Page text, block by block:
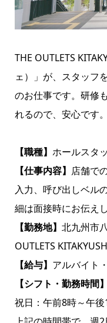
THE OUTLETS
ェ）」が、スタッフ
のお仕事です。研修
れるので、安心です。
【職種】 ホールスタ
【仕事内容】 店舗で
入力、呼び出しベル
細は面接時にお伝え
【勤務地】 北九州市
OUTLETS
【給与】 アルバイト
【シフト・勤務時間】
祝日：午前8時～午